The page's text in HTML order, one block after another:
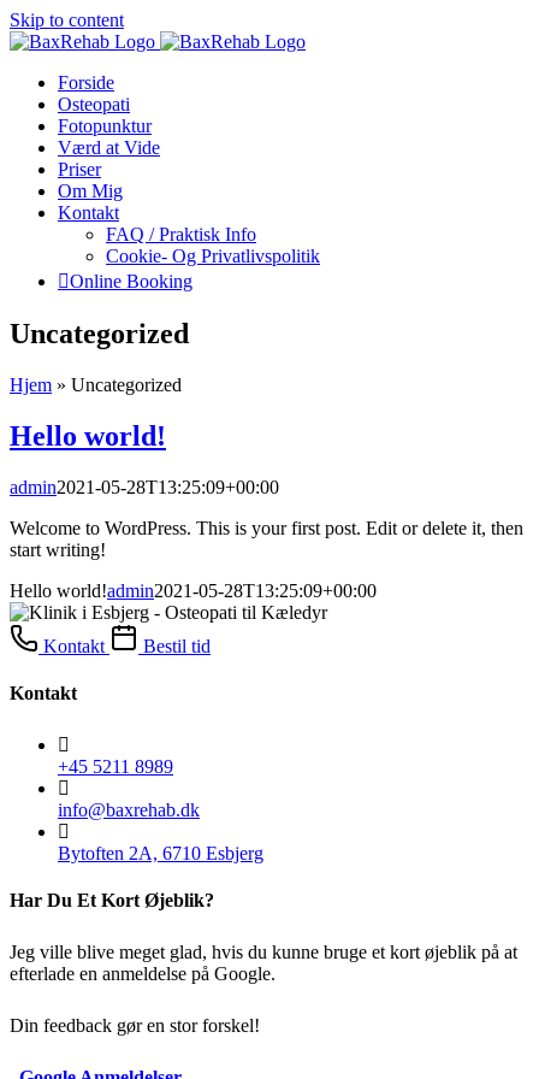
Skip to content
Forside
Osteopati
Fotopunktur
Værd at Vide
Priser
Om Mig
Kontakt
FAQ / Praktisk Info
Cookie- Og Privatlivspolitik
Online Booking
Uncategorized
Hjem » Uncategorized
Hello world!
admin2021-05-28T13:25:09+00:00
Welcome to WordPress. This is your first post. Edit or delete it, then
start writing!
Hello world!admin2021-05-28T13:25:09+00:00
Kontakt Bestil tid
Kontakt
+45 5211 8989
info@baxrehab.dk
Bytoften 2A, 6710 Esbjerg
Har Du Et Kort Øjeblik?
Jeg ville blive meget glad, hvis du kunne bruge et kort øjeblik på at
efterlade en anmeldelse på Google.
Din feedback gør en stor forskel!